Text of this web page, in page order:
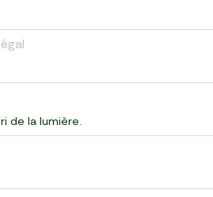
de la lumière.